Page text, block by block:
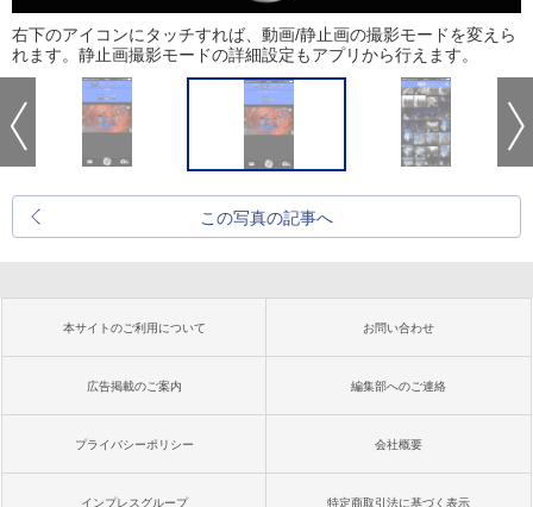
右下のアイコンにタッチすれば、動画/静止画の撮影モードを変えら
れます。静止画撮影モードの詳細設定もアプリから行えます。
この写真の記事へ
本サイトのご利用について お問い合わせ
広告掲載のご案内 編集部へのご連絡
プライバシーポリシー 会社概要
インプレスグループ 特定商取引法に基づく表示